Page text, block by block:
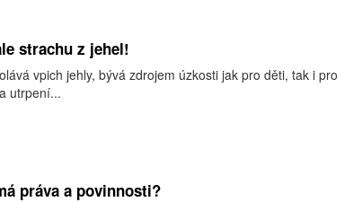
strachu z jehel!
vpich jehly, bývá zdrojem úzkosti jak pro děti, tak i pro
utrpení...
práva a povinnosti?